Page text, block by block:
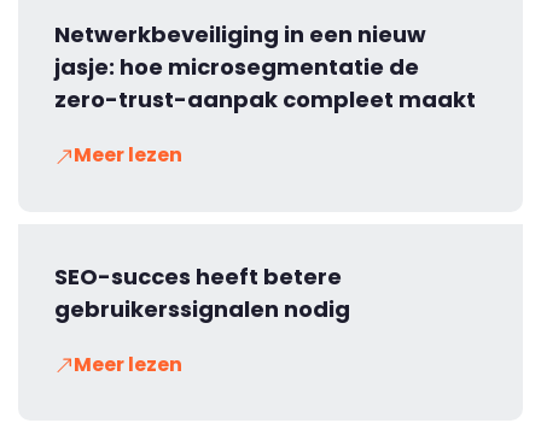
Netwerkbeveiliging in een nieuw
jasje: hoe microsegmentatie de
zero-trust-aanpak compleet maakt
Meer lezen
SEO-succes heeft betere
gebruikerssignalen nodig
Meer lezen